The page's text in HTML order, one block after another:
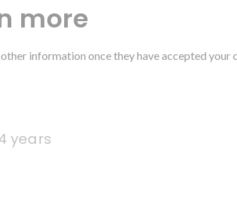
more
information once they have accepted your
years